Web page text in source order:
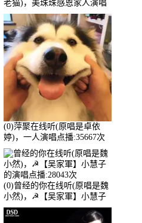
老猫)，美珠珠感恩家人演唱
点播:80218次
(0)萍聚在线听(原唱是卓依
婷)，一人演唱点播:35667次
(0)曾经的你在线听(原唱是魏
小然)，☭【吴家軍】小慧子
的演唱点播:28043次